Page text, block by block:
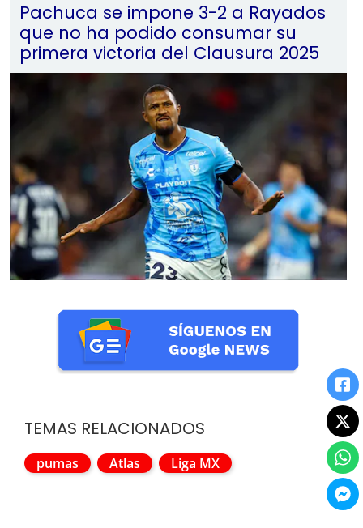
Pachuca se impone 3-2 a Rayados
que no ha podido consumar su
primera victoria del Clausura 2025
TEMAS RELACIONADOS
pumas Atlas Liga MX